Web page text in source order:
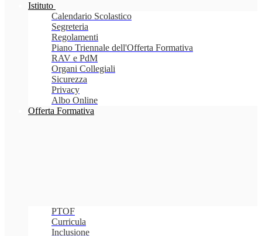
Istituto
Calendario Scolastico
Segreteria
Regolamenti
Piano Triennale dell'Offerta Formativa
RAV e PdM
Organi Collegiali
Sicurezza
Privacy
Albo Online
Offerta Formativa
PTOF
Curricula
Inclusione